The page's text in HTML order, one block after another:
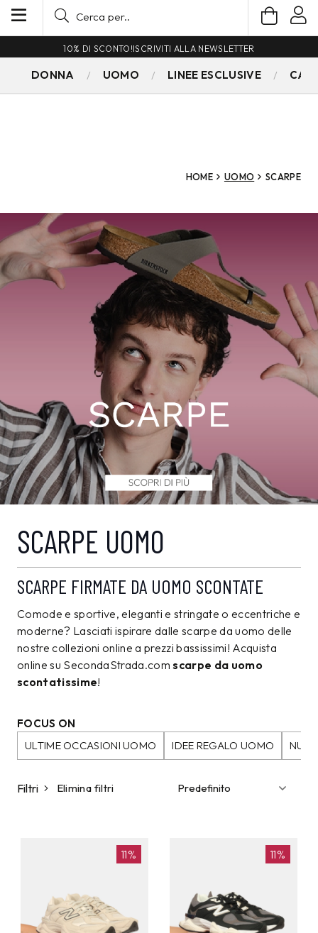
10% DI SCONTO!ISCRIVITI ALLA NEWSLETTER
DONNA UOMO LINEE ESCLUSIVE
HOME UOMO SCARPE
SCARPE UOMO
SCARPE FIRMATE DA UOMO SCONTATE
Comode e sportive, eleganti e stringate o eccentriche e
moderne? Lasciati ispirare dalle scarpe da uomo delle
nostre collezioni online a prezzi bassissimi! Acquista
online su SecondaStrada.com scarpe da uomo
scontatissime!
FOCUS ON
ULTIME OCCASIONI UOMO
IDEE REGALO UOMO
Filtri Elimina filtri
11% 11%